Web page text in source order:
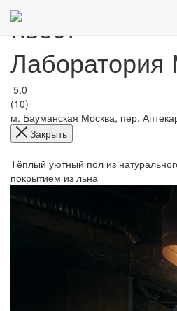
Квест
Лаборатория
5.0
(10)
м. Бауманская Москва, пер.
Закрыть
Тёплый уютный пол из
покрытием из льна